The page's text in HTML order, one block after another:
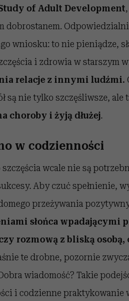
of Adult Development
dobrostanem.
wniosku: to nie pieniądze,
i zdrowia w starszym
relacje z innymi ludźmi.
są nie tylko szczęśliwsze, ale
choroby i żyją dłużej.
w codzienności
wcale nie są
Aby czuć spełnienie,
przeżywania
słońca wpadającymi
rozmową z bliską osobą,
te drobne, pozornie
wiadomość? Takie
i codzienne praktykowanie